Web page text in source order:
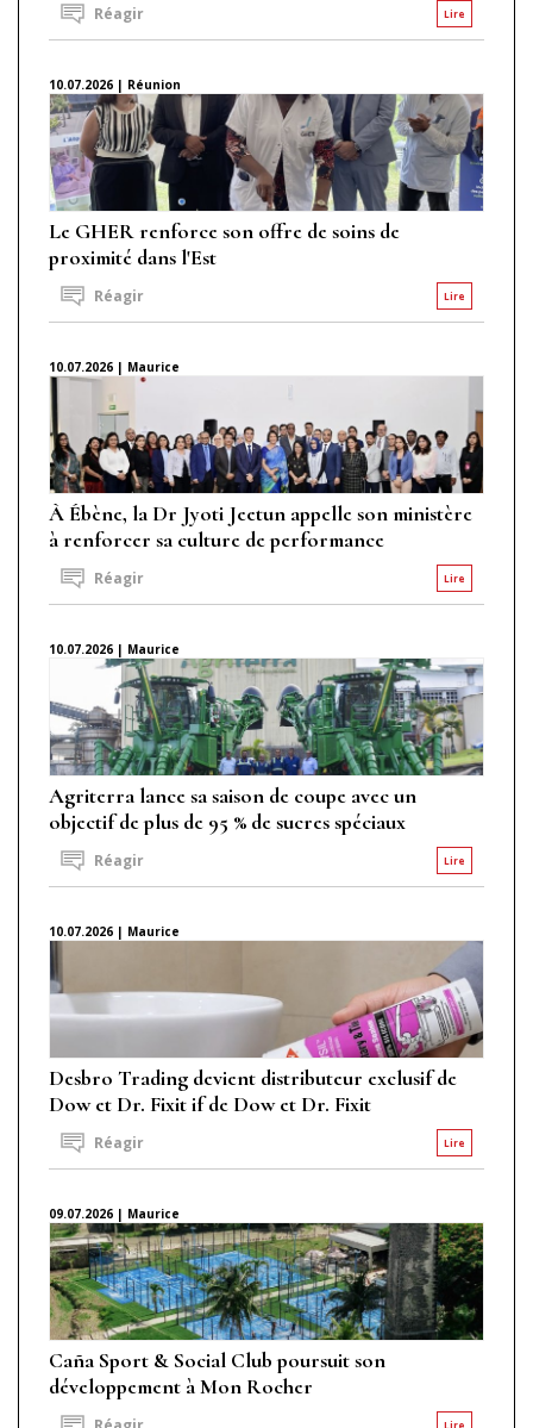
Lire
Réagir
10.07.2026 | Réunion
Le GHER renforce son offre de soins de
proximité dans l'Est
Lire
Réagir
10.07.2026 | Maurice
À Ébène, la Dr Jyoti Jeetun appelle son ministère
à renforcer sa culture de performance
Lire
Réagir
10.07.2026 | Maurice
Agriterra lance sa saison de coupe avec un
objectif de plus de 95 % de sucres spéciaux
Lire
Réagir
10.07.2026 | Maurice
Desbro Trading devient distributeur exclusif de
Dow et Dr. Fixit if de Dow et Dr. Fixit
Lire
Réagir
09.07.2026 | Maurice
Caña Sport & Social Club poursuit son
développement à Mon Rocher
Lire